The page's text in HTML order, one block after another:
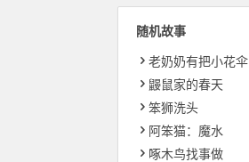
随机故事
老奶奶有把小花伞
鼹鼠家的春天
笨狮洗头
阿笨猫：魔水
啄木鸟找事做